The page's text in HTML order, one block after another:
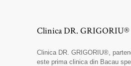
Clinica DR. GRIGORIU®
Clinica DR. GRIGORIU®,
este prima clinica din Bacau